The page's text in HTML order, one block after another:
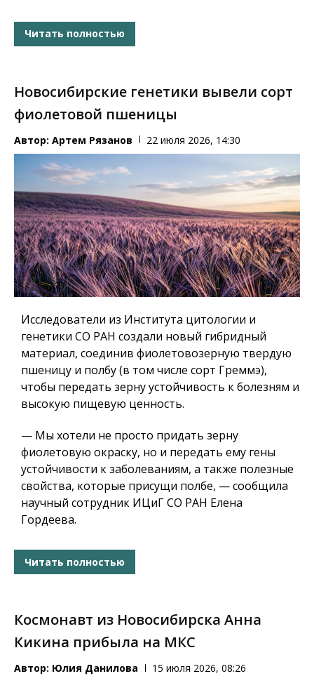
Читать полностью
Новосибирские генетики вывели сорт
фиолетовой пшеницы
Автор: Артем Рязанов 22 июля 2026, 14:30
Исследователи из Института цитологии и
генетики СО РАН создали новый гибридный
материал, соединив фиолетовозерную твердую
пшеницу и полбу (в том числе сорт Греммэ),
чтобы передать зерну устойчивость к болезням и
высокую пищевую ценность.
— Мы хотели не просто придать зерну
фиолетовую окраску, но и передать ему гены
устойчивости к заболеваниям, а также полезные
свойства, которые присущи полбе, — сообщила
научный сотрудник ИЦиГ СО РАН Елена
Гордеева.
Читать полностью
Космонавт из Новосибирска Анна
Кикина прибыла на МКС
Автор: Юлия Данилова 15 июля 2026, 08:26